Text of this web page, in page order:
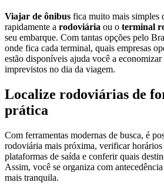
Viajar de ônibus fica muito mais simples
rapidamente a rodoviária ou o terminal
seu embarque. Com tantas opções pelo
onde fica cada terminal, quais empresas
estão disponíveis ajuda você a
imprevistos no dia da viagem.
Localize rodoviárias de
prática
Com ferramentas modernas de busca, é
rodoviária mais próxima, verificar horários
plataformas de saída e conferir quais
Assim, você se organiza com
mais tranquila.